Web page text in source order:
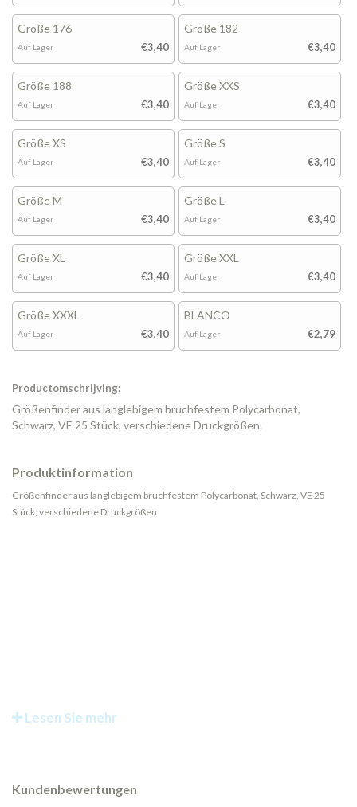
Größe 176
€3,40
Auf Lager
Größe 182
€3,40
Auf Lager
Größe 188
€3,40
Auf Lager
Größe XXS
€3,40
Auf Lager
Größe XS
€3,40
Auf Lager
Größe S
€3,40
Auf Lager
Größe M
€3,40
Auf Lager
Größe L
€3,40
Auf Lager
Größe XL
€3,40
Auf Lager
Größe XXL
€3,40
Auf Lager
Größe XXXL
€3,40
Auf Lager
BLANCO
€2,79
Auf Lager
Productomschrijving:
Größenfinder aus langlebigem bruchfestem Polycarbonat,
Schwarz, VE 25 Stück, verschiedene Druckgrößen.
Produktinformation
Größenfinder aus langlebigem bruchfestem Polycarbonat, Schwarz, VE 25
Stück, verschiedene Druckgrößen.
Lesen Sie mehr
Kundenbewertungen